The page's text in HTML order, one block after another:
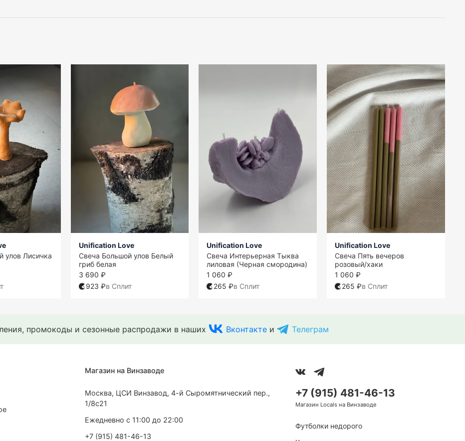
улов Лисичка
Unification Love
Свеча Большой улов Белый
гриб белая
3 690 ₽
923 ₽в Сплит
Unification Love
Свеча Интерьерная Тыква
лиловая (Черная смородина)
1 060 ₽
265 ₽в Сплит
Unification Love
Свеча Пять вечеров
розовый/хаки
1 060 ₽
265 ₽в Сплит
промокоды и сезонные распродажи в наших Вконтакте и Телеграм
Магазин на Винзаводе
Москва, ЦСИ Винзавод, 4-й Сыромятнический пер.,
1/8с21
Ежедневно с 11:00 до 22:00
+7 (915) 481-46-13
+7 (915) 481-46-13
Магазин Locals на Винзаводе
Футболки недорого